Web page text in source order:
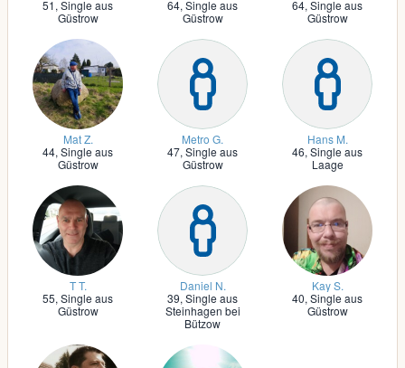
51, Single aus
Güstrow
64, Single aus
Güstrow
64, Single aus
Güstrow
Mat Z.
44, Single aus
Güstrow
Metro G.
47, Single aus
Güstrow
Hans M.
46, Single aus
Laage
T T.
55, Single aus
Güstrow
Daniel N.
39, Single aus
Steinhagen bei
Bützow
Kay S.
40, Single aus
Güstrow